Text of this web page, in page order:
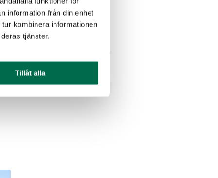
information från din enhet
kombinera informationen
tjänster.
Tillåt alla